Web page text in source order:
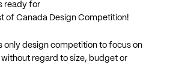
ready for
of Canada Design Competition!
only design competition to focus on
regard to size, budget or